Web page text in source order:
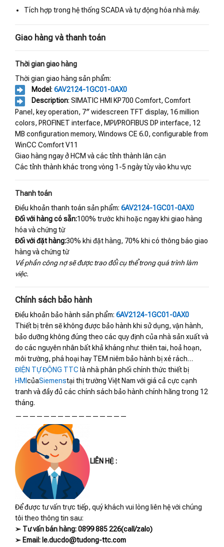
Tích hợp trong hệ thống SCADA và tự động hóa nhà máy.
Giao hàng và thanh toán
Thời gian giao hàng
Thời gian giao hàng sản phẩm:
Model: 6AV2124-1GC01-0AX0
Description: SIMATIC HMI KP700 Comfort, Comfort
Panel, key operation, 7″ widescreen TFT display, 16 million
colors, PROFINET interface, MPI/PROFIBUS DP interface, 12
MB configuration memory, Windows CE 6.0, configurable from
WinCC Comfort V11
Giao hàng ngay ở HCM và các tỉnh thành lân cận
Các tỉnh thành khác trong vòng 1-5 ngày tùy vào khu vực
Thanh toán
Điều khoản thanh toán sản phẩm: 6AV2124-1GC01-0AX0
Đối với hàng có sẵn:100% trước khi hoặc ngay khi giao hàng
hóa và chứng từ
Đối với đặt hàng:30% khi đặt hàng, 70% khi có thông báo giao
hàng và chứng từ
Về phần công nợ sẽ được trao đổi cụ thể trong quá trình làm
việc.
Chính sách bảo hành
Điều khoản bảo hành sản phẩm: 6AV2124-1GC01-0AX0
Thiết bị trên sẽ không được bảo hành khi sử dụng, vận hành,
bảo dưỡng không đúng theo các quy định của nhà sản xuất và
do các nguyên nhân bất khả kháng như: thiên tai, hoả hoạn,
môi trường, phá hoại hay TEM niêm bảo hành bị xé rách…
ĐIỆN TỰ ĐỘNG TTC là nhà phân phối chính thức thiết bị
HMI củaSiemenstại thị trường Việt Nam với giá cả cực cạnh
tranh và đầy đủ các chính sách bảo hành chính hãng trong 12
tháng.
————————————————
LIÊN HỆ :
Để được tư vấn trực tiếp, quý khách vui lòng liên hệ với chúng
tôi theo thông tin sau:
➢ Tư vấn bán hàng: 0899 885 226(call/zalo)
➢ Email: le.ducdo@tudong-ttc.com